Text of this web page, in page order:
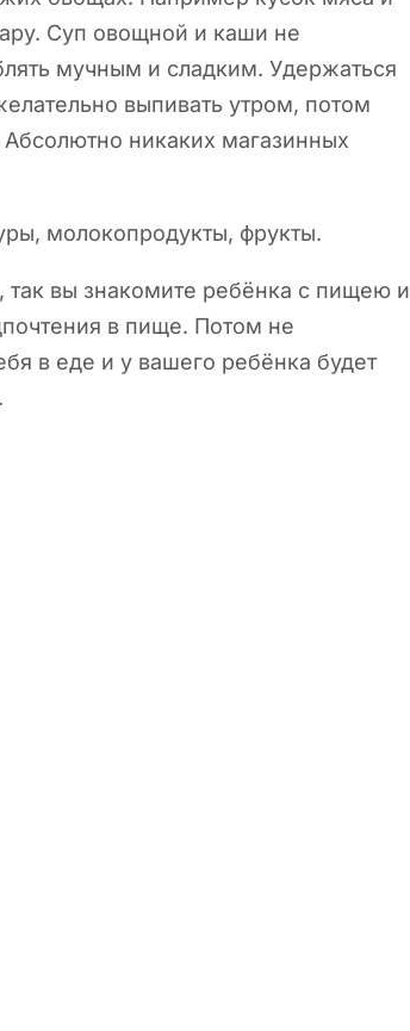
Суп овощной и каши не
мучным и сладким. Удержаться
выпивать утром, потом
никаких магазинных
молокопродукты, фрукты.
так вы знакомите ребёнка с пищею и
в пище. Потом не
в еде и у вашего ребёнка будет